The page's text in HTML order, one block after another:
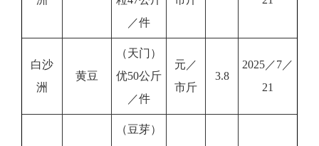
／件
白沙
洲
黄豆
（天门）
优50公斤
／件
元／
市斤
3.8
2025／7／
21
（豆芽）